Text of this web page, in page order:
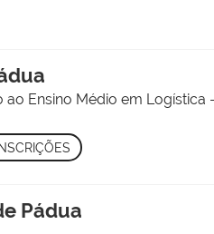
Ensino Médio em Logística
INSCRIÇÕES
Pádua